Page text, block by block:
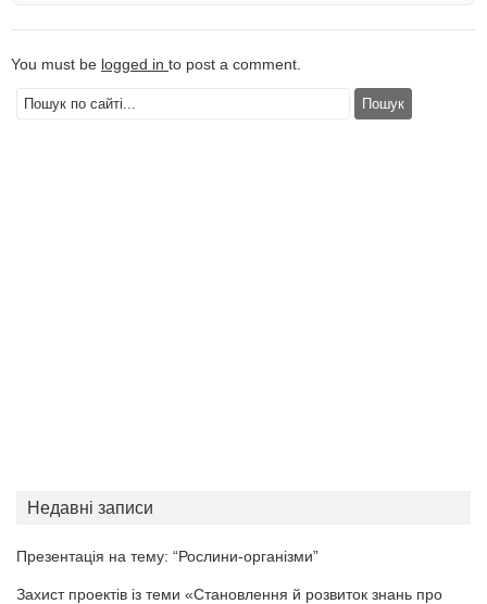
You must be logged in to post a comment.
Недавні записи
Презентація на тему: “Рослини-організми”
Захист проектів із теми «Становлення й розвиток знань про